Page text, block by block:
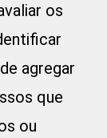
os
agregar
que
ou